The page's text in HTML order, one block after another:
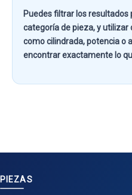
Puedes filtrar los resultados
categoría de pieza, y utilizar
comocilindrada, potencia o
encontrar exactamente lo
PIEZAS